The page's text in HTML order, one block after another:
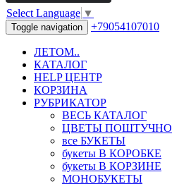
Select Language ▼
Toggle navigation +79054107010
ЛЕТОМ..
КАТАЛОГ
HELP ЦЕНТР
КОРЗИНА
РУБРИКАТОР
ВЕСЬ КАТАЛОГ
ЦВЕТЫ ПОШТУЧНО
все БУКЕТЫ
букеты В КОРОБКЕ
букеты В КОРЗИНЕ
МОНОБУКЕТЫ